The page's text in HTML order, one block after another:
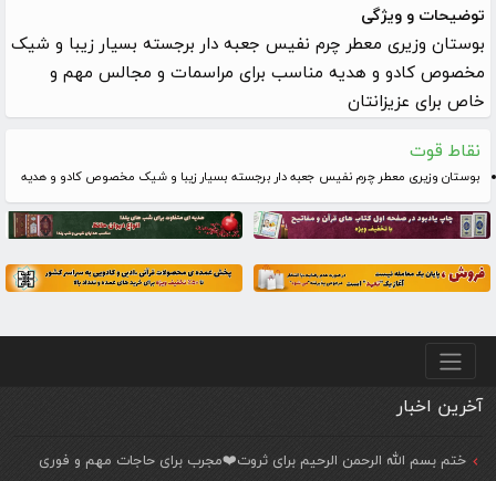
توضیحات و ویژگی
بوستان وزیری معطر چرم نفیس جعبه دار برجسته بسیار زیبا و شیک
مخصوص کادو و هدیه مناسب برای مراسمات و مجالس مهم و
خاص برای عزیزانتان
نقاط قوت
بوستان وزیری معطر چرم نفیس جعبه دار برجسته بسیار زیبا و شیک مخصوص کادو و هدیه
منو پایین
آخرین اخبار
ختم بسم الله الرحمن الرحیم برای ثروت❤️مجرب برای حاجات مهم و فوری